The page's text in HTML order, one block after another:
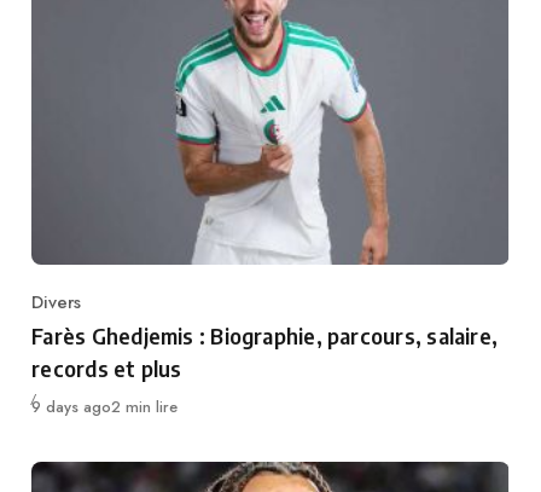
Category
Divers
Farès Ghedjemis : Biographie, parcours, salaire,
records et plus
Publié
9 days ago2 min lire